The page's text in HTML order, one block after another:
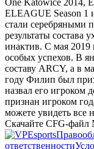
One Katowice 2014,
ELEAGUE Season 1
стали серебряными
результаты состава
инактив. С мая 2019
особых успехов. В
составу ARCY, а в
году Филип был
назвал его игроком
признан игроком
можете увидеть все
Скачайте CFG-файл
ответственности